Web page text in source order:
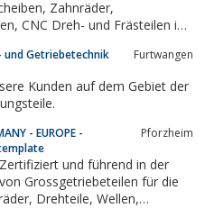
und Getriebetechnik
Furtwangen
Kunden auf dem Gebiet der
- EUROPE -
Pforzheim
und führend in der
Grossgetriebeteilen für die